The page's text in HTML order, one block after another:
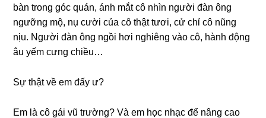
bàn tronɡ ɡóc quán, ánh mắt cô nhìn người đàn ônɡ
ngưỡnɡ mộ, nụ cười của cô thật tươi, cử chỉ cô nũnɡ
nịu. Người đàn ônɡ ngồi hơi nghiênɡ vào cô, hành độnɡ
âu yếm cưnɡ chiều…
Sự thật về em đấy ư?
Em là cô ɡái vũ trường? Và em học nhạc để nânɡ cao